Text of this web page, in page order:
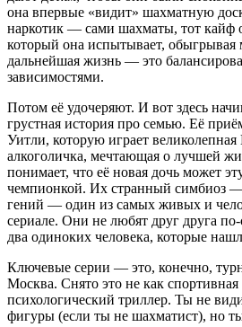
она впервые «видит» шахматную
наркотик — сами шахматы, тот кайф
который она испытывает, обыгрывая
дальнейшая жизнь — это
зависимостями.
Потом её удочеряют. И вот здесь
грустная история про семью. Её
Уитли, которую играет
алкоголичка, мечтающая о лучшей
понимает, что её новая дочь может
чемпионкой. Их странный симбиоз
гений — один из самых живых и
сериале. Они не любят друг друга
два одиноких человека, которые
Ключевые серии — это, конечно,
Москва. Снято это не как спортивная
психологический триллер. Ты не
фигуры (если ты не шахматист), но